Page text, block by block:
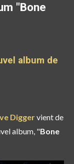
"Bone
album de
Diggervient de
album, "Bone